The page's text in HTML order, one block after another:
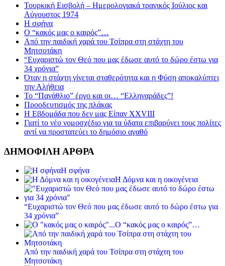
Τουρκική Εισβολή – Ημερολογιακά τραγικός Ιούλιος και
Αύγουστος 1974
Η σφήνα
Ο “κακός μας ο καιρός”…
Από την παιδική χαρά του Τσίπρα στη στάχτη του
Μητσοτάκη
“Ευχαριστώ τον Θεό που μας έδωσε αυτό το δώρο έστω για
34 χρόνια”
Όταν η στάχτη γίνεται σταθερότητα και η Φύση αποκαλύπτει
την Αλήθεια
Το “Πανάθλιο” έργο και οι… “Ελληναράδες”!
Προοδευτισμός της πλάκας
Η Εβδομάδα που δεν μας Είπαν XXVIII
Γιατί το νέο νομοσχέδιο για τα ύδατα επιβαρύνει τους πολίτες
αντί να προστατεύει το δημόσιο αγαθό
ΔΗΜΟΦΙΛΗ ΑΡΘΡΑ
Η σφήνα
Η Δόμνα και η οικογένεια
“Ευχαριστώ τον Θεό που μας έδωσε αυτό το δώρο έστω για
34 χρόνια”
Ο “κακός μας ο καιρός”…
Από την παιδική χαρά του Τσίπρα στη στάχτη του
Μητσοτάκη